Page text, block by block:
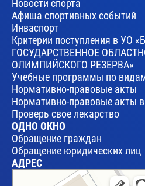
Новости спорта
Афиша спортивных событий
Инваспорт
Критерии поступления в УО
ГОСУДАРСТВЕННОЕ
ОЛИМПИЙСКОГО РЕЗЕРВА»
Учебные программы по
Нормативно-правовые акты
Нормативно-правовые акты в
Проверь свое лекарство
ОДНО ОКНО
Обращение граждан
Обращение юридических лиц
АДРЕС
Брест
Улица Леваневского, 17 — Яндекс Карты